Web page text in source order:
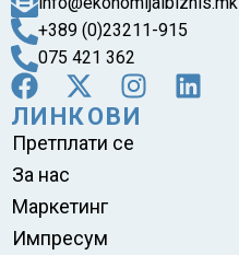
+389 (0)23211-915
075 421 362
ЛИНКОВИ
Претплати се
За нас
Маркетинг
Импресум